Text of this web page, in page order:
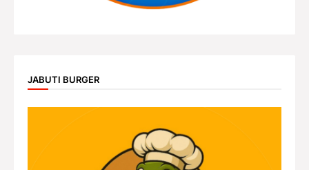
JABUTI BURGER